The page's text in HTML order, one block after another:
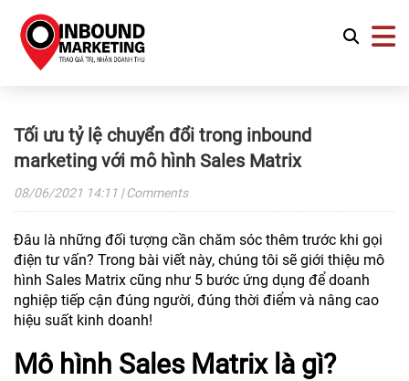
Tối ưu tỷ lệ chuyển đổi trong inbound
marketing với mô hình Sales Matrix
08/06/2021 14:11 | Comments
Đâu là những đối tượng cần chăm sóc thêm trước khi gọi
điện tư vấn? Trong bài viết này, chúng tôi sẽ giới thiệu mô
hình Sales Matrix cũng như 5 bước ứng dụng để doanh
nghiệp tiếp cận đúng người, đúng thời điểm và nâng cao
hiệu suất kinh doanh!
Mô hình Sales Matrix là gì?